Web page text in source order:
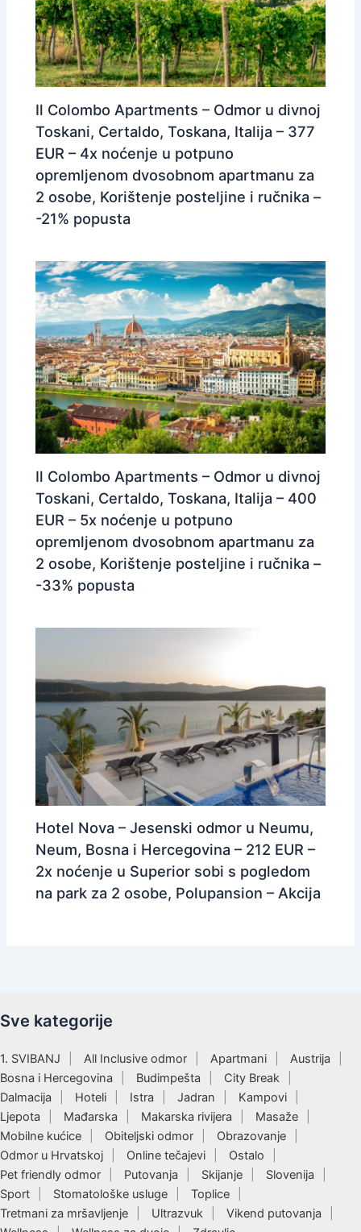
Il Colombo Apartments – Odmor u divnoj
Toskani, Certaldo, Toskana, Italija – 377
EUR – 4x noćenje u potpuno
opremljenom dvosobnom apartmanu za
2 osobe, Korištenje posteljine i ručnika –
-21% popusta
Il Colombo Apartments – Odmor u divnoj
Toskani, Certaldo, Toskana, Italija – 400
EUR – 5x noćenje u potpuno
opremljenom dvosobnom apartmanu za
2 osobe, Korištenje posteljine i ručnika –
-33% popusta
Hotel Nova – Jesenski odmor u Neumu,
Neum, Bosna i Hercegovina – 212 EUR –
2x noćenje u Superior sobi s pogledom
na park za 2 osobe, Polupansion – Akcija
Sve kategorije
1. SVIBANJ All Inclusive odmor Apartmani
Austrija
Bosna i Hercegovina
Budimpešta
City Break
Dalmacija
Hoteli Istra Jadran
Kampovi
Ljepota
Mađarska Makarska rivijera
Masaže
Mobilne kućice
Obiteljski odmor
Obrazovanje
Odmor u Hrvatskoj
Online tečajevi
Ostalo
Pet friendly odmor
Putovanja Skijanje
Slovenija
Sport
Stomatološke usluge
Toplice
Tretmani za mršavljenje
Ultrazvuk
Vikend putovanja